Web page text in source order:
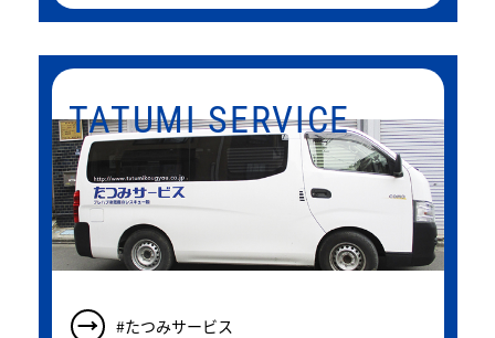
TATUMI SERVICE
#たつみサービス